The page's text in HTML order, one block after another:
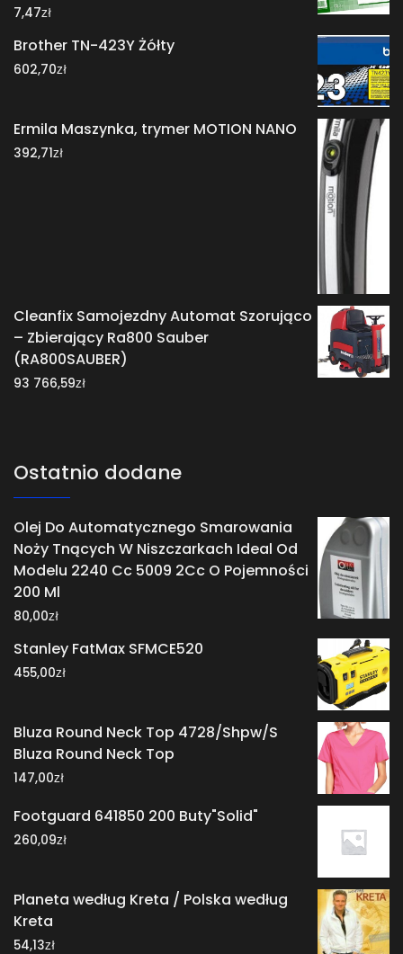
7,47zł
Brother TN-423Y Żółty
602,70zł
Ermila Maszynka, trymer MOTION NANO
392,71zł
Cleanfix Samojezdny Automat Szorująco
– Zbierający Ra800 Sauber
(RA800SAUBER)
93 766,59zł
Ostatnio dodane
Olej Do Automatycznego Smarowania
Noży Tnących W Niszczarkach Ideal Od
Modelu 2240 Cc 5009 2Cc O Pojemności
200 Ml
80,00zł
Stanley FatMax SFMCE520
455,00zł
Bluza Round Neck Top 4728/Shpw/S
Bluza Round Neck Top
147,00zł
Footguard 641850 200 Buty"Solid"
260,09zł
Planeta według Kreta / Polska według
Kreta
54,13zł